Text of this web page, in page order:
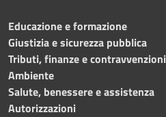
Educazione e formazione
Giustizia e sicurezza pubblica
Tributi, finanze e contravvenzioni
Ambiente
Salute, benessere e assistenza
Autorizzazioni